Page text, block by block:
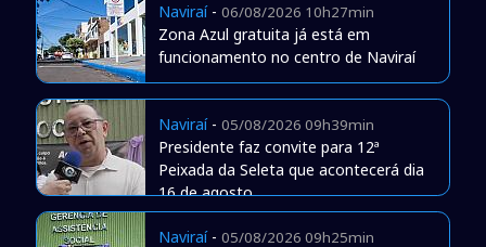
Naviraí- 06/08/2026 10h27min
Zona Azul gratuita já está em
funcionamento no centro de Naviraí
Naviraí- 05/08/2026 09h39min
Presidente faz convite para 12ª
Peixada da Seleta que acontecerá dia
16 de agosto
Naviraí- 05/08/2026 09h25min